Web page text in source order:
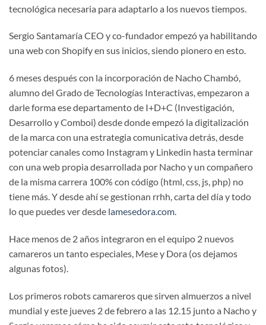
tecnológica necesaria para adaptarlo a los nuevos tiempos.
Sergio Santamaría CEO y co-fundador empezó ya habilitando
una web con Shopify en sus inicios, siendo pionero en esto.
6 meses después con la incorporación de Nacho Chambó,
alumno del Grado de Tecnologías Interactivas, empezaron a
darle forma ese departamento de I+D+C (Investigación,
Desarrollo y Comboi) desde donde empezó la digitalización
de la marca con una estrategia comunicativa detrás, desde
potenciar canales como Instagram y Linkedin hasta terminar
con una web propia desarrollada por Nacho y un compañero
de la misma carrera 100% con código (html, css, js, php) no
tiene más. Y desde ahí se gestionan rrhh, carta del día y todo
lo que puedes ver desde lamesedora.com.
Hace menos de 2 años integraron en el equipo 2 nuevos
camareros un tanto especiales, Mese y Dora (os dejamos
algunas fotos).
Los primeros robots camareros que sirven almuerzos a nivel
mundial y este jueves 2 de febrero a las 12.15 junto a Nacho y